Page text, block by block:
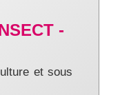
-
et sous